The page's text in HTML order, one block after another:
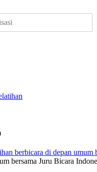
bersama Juru Bicara